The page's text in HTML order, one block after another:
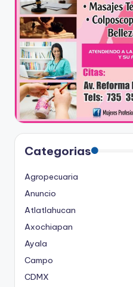
Categorias
Agropecuaria
Anuncio
Atlatlahucan
Axochiapan
Ayala
Campo
CDMX